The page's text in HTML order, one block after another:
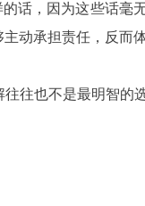
话，因为这些话毫
动承担责任，反而
也不是最明智的